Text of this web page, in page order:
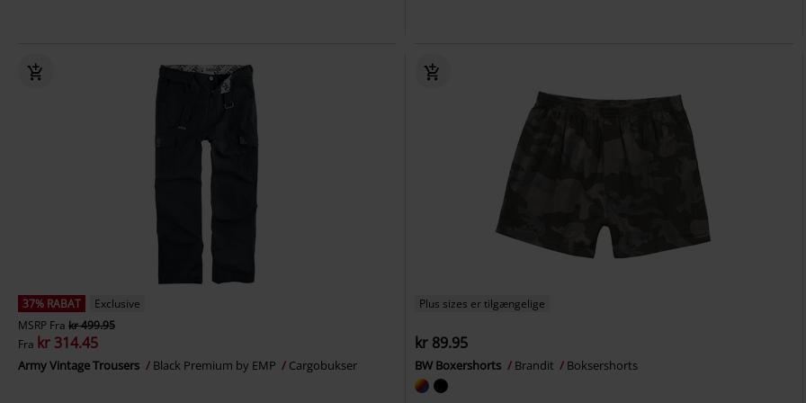
37% RABAT
Exclusive
MSRP Fra kr 499.95
Fra kr 314.45
Army Vintage Trousers Black Premium by EMP Cargobukser
Plus sizes er tilgængelige
kr 89.95
BW Boxershorts Brandit Boksershorts